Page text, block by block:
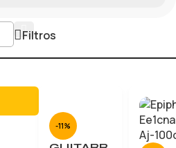
Filtros
-11%